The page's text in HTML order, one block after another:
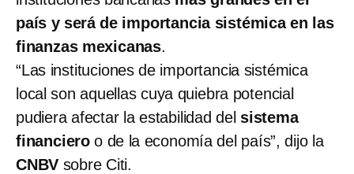
país y será de importancia sistémica en las
finanzas mexicanas.
“Las instituciones de importancia sistémica
local son aquellas cuya quiebra potencial
pudiera afectar la estabilidad del sistema
financiero o de la economía del país”, dijo la
CNBV sobre Citi.